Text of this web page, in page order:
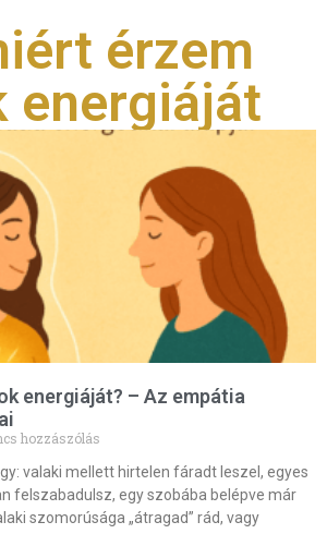
érzem
energiáját
energiáját? – Az empátia
hozzászólás
valaki mellett hirtelen fáradt leszel, egyes
felszabadulsz, egy szobába belépve már
szomorúsága „átragad” rád, vagy